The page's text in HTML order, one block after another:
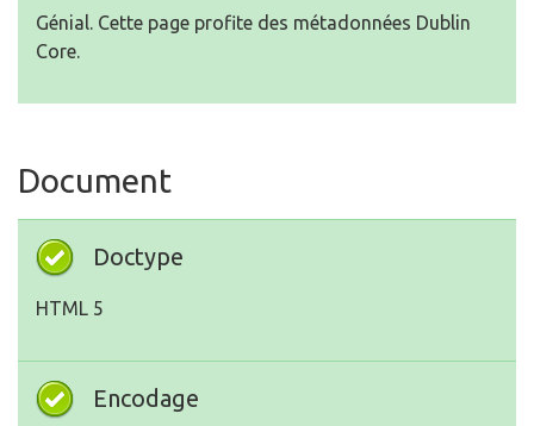
Génial. Cette page profite des métadonnées Dublin
Core.
Document
Doctype
HTML 5
Encodage